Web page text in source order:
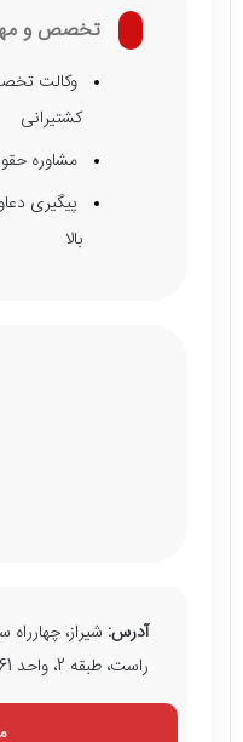
تخصص و
وکالت
کشتیرانی
مشاوره
پیگیری
بالا
آدرس:
راست، طبقه 2، واحد 161